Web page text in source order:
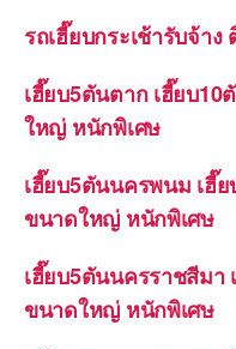
รถเฮี๊ยบกระเช้ารับจ้า
เฮี๊ยบ5ตันตาก เฮี๊ยบ
ใหญ่ หนักพิเศษ
เฮี๊ยบ5ตันนครพนม เฮี๊
ขนาดใหญ่ หนักพิเศษ
เฮี๊ยบ5ตันนครราชสีมา
ขนาดใหญ่ หนักพิเศษ